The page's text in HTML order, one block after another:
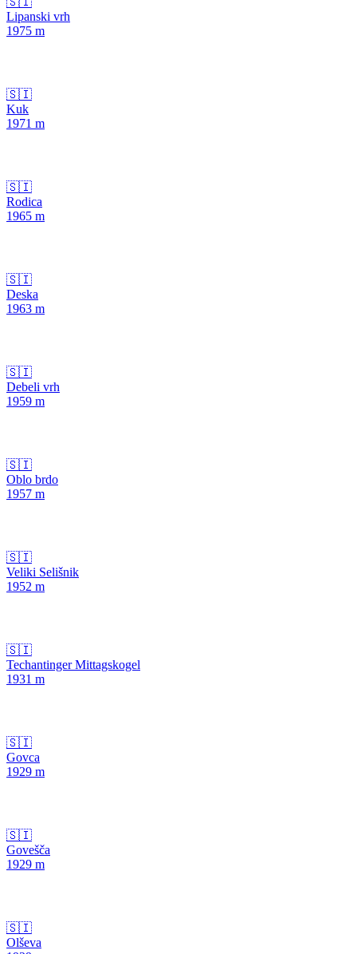
Lipanski vrh
1975 m
🇸🇮
Kuk
1971 m
🇸🇮
Rodica
1965 m
🇸🇮
Deska
1963 m
🇸🇮
Debeli vrh
1959 m
🇸🇮
Oblo brdo
1957 m
🇸🇮
Veliki Selišnik
1952 m
🇸🇮
Techantinger Mit­tagskogel
1931 m
🇸🇮
Govca
1929 m
🇸🇮
Govešča
1929 m
🇸🇮
Olševa